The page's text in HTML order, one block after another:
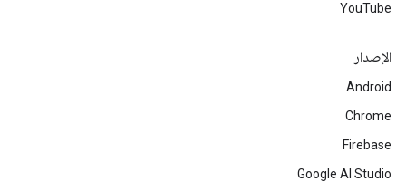
YouTube
الإصدار
Android
Chrome
Firebase
Google AI Studio